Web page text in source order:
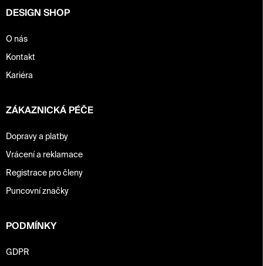
DESIGN SHOP
O nás
Kontakt
Kariéra
ZÁKAZNICKÁ PÉČE
Dopravy a platby
Vrácení a reklamace
Registrace pro členy
Puncovní značky
PODMÍNKY
GDPR